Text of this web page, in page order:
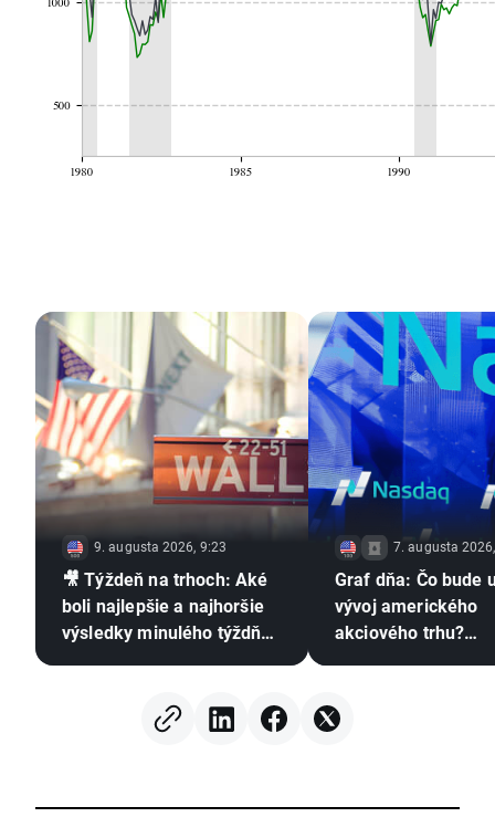
9. augusta 2026, 9:23
🎥 Týždeň na trhoch: Aké
boli najlepšie a najhoršie
výsledky minulého týždňa?
7. augusta
Graf dňa: Čo bude
vývoj amerického
akciového trhu?